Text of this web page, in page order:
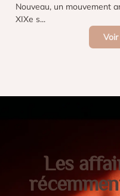
Nouveau, un mouvement
XIXe s...
Les